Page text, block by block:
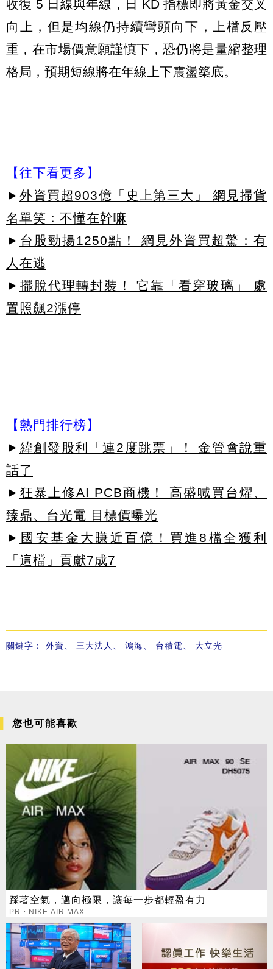
收復 5 日線與年線，日 KD 指標即將黃金交叉
向上，但是均線仍持續彎頭向下，上檔反壓
重，在市場價意願謹慎下，恐仍將是量縮整理
格局，預期短線將在年線上下震盪築底。
【往下看更多】
► 外資買超903億「史上第三大」 網見掃貨
名單笑：不懂在幹嘛
► 台股勁揚1250點！ 網見外資買超驚：有
人在逃
► 擺脫代理轉封裝！ 它靠「看穿玻璃」 處
置照飆2漲停
【熱門排行榜】
► 緯創發股利「連2度跳票」！ 金管會說重
話了
► 狂暴上修AI PCB商機！ 高盛喊買台燿、
臻鼎、台光電 目標價曝光
► 國安基金大賺近百億！買進8檔全獲利
「這檔」貢獻7成7
關鍵字： 外資 三大法人 鴻海 台積電 大立光
您也可能喜歡
踩著空氣，邁向極限，讓每一步都輕盈有力
PR・NIKE AIR MAX